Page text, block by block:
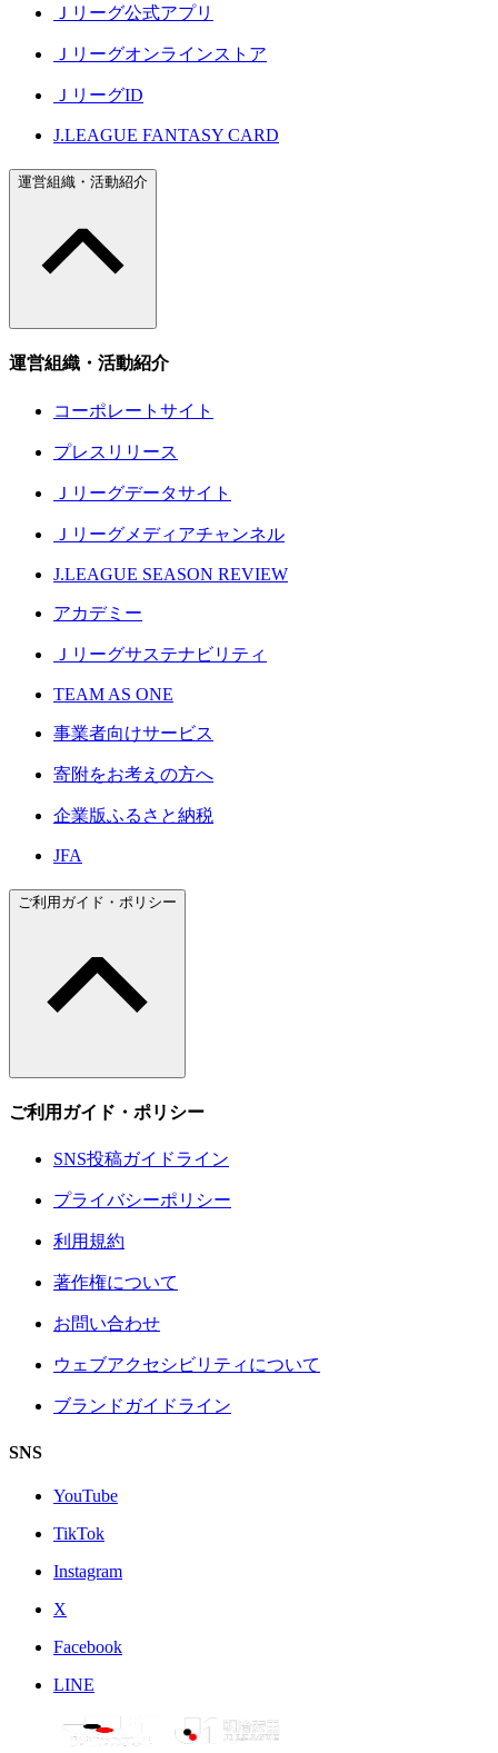
Ｊリーグ公式アプリ
Ｊリーグオンラインストア
ＪリーグID
J.LEAGUE FANTASY CARD
運営組織・活動紹介
運営組織・活動紹介
コーポレートサイト
プレスリリース
Ｊリーグデータサイト
Ｊリーグメディアチャンネル
J.LEAGUE SEASON REVIEW
アカデミー
Ｊリーグサステナビリティ
TEAM AS ONE
事業者向けサービス
寄附をお考えの方へ
企業版ふるさと納税
JFA
ご利用ガイド・ポリシー
ご利用ガイド・ポリシー
SNS投稿ガイドライン
プライバシーポリシー
利用規約
著作権について
お問い合わせ
ウェブアクセシビリティについて
ブランドガイドライン
SNS
YouTube
TikTok
Instagram
X
Facebook
LINE